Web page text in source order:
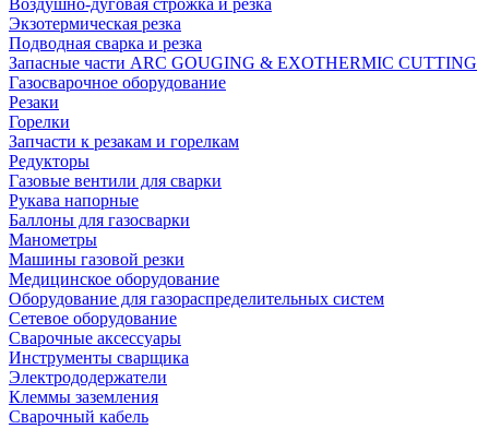
Воздушно-дуговая строжка и резка
Экзотермическая резка
Подводная сварка и резка
Запасные части ARC GOUGING & EXOTHERMIC CUTTING
Газосварочное оборудование
Резаки
Горелки
Запчасти к резакам и горелкам
Редукторы
Газовые вентили для сварки
Рукава напорные
Баллоны для газосварки
Манометры
Машины газовой резки
Медицинское оборудование
Оборудование для газораспределительных систем
Сетевое оборудование
Сварочные аксессуары
Инструменты сварщика
Электрододержатели
Клеммы заземления
Сварочный кабель